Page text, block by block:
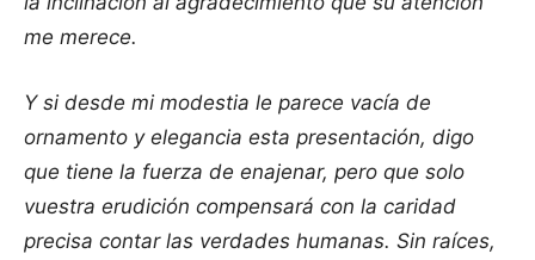
me merece.
Y si desde mi modestia le parece vacía de
ornamento y elegancia esta presentación, digo
que tiene la fuerza de enajenar, pero que solo
vuestra erudición compensará con la caridad
precisa contar las verdades humanas. Sin raíces,